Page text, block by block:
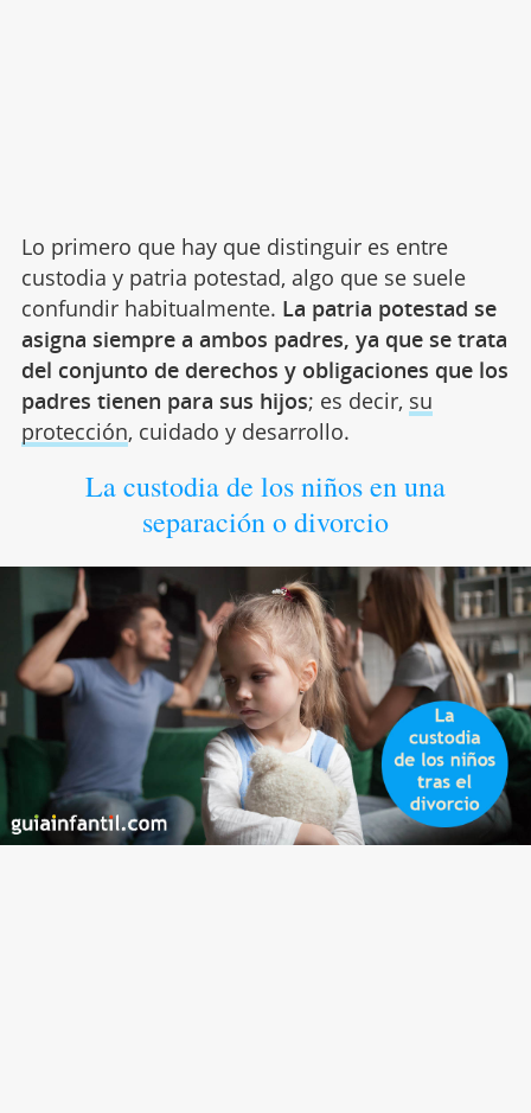
Lo primero que hay que distinguir es entre
custodia y patria potestad, algo que se suele
confundir habitualmente. La patria potestad se
asigna siempre a ambos padres, ya que se trata
del conjunto de derechos y obligaciones que los
padres tienen para sus hijos; es decir, su
protección, cuidado y desarrollo.
La custodia de los niños en una
separación o divorcio